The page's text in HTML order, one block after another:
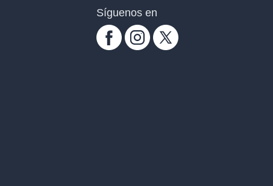
Síguenos en